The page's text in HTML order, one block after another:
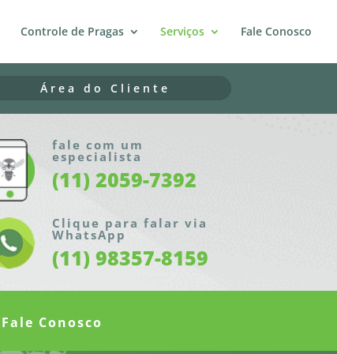
Controle de Pragas Serviços Fale Conosco
Área do Cliente
fale com um
especialista
(11) 2059-7392
Clique para falar via
WhatsApp
(11) 98357-8159
Fale Conosco